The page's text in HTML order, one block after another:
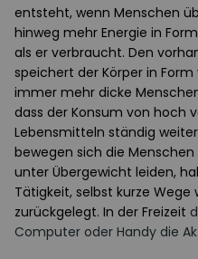
entsteht, wenn Menschen
hinweg mehr Energie in
als er verbraucht. Den
speichert der Körper in
immer mehr dicke
dass der Konsum von hoch
Lebensmitteln ständig
bewegen sich die
unter Übergewicht leiden,
Tätigkeit, selbst kurze
zurückgelegt. In der Freizeit
Computer oder Handy die